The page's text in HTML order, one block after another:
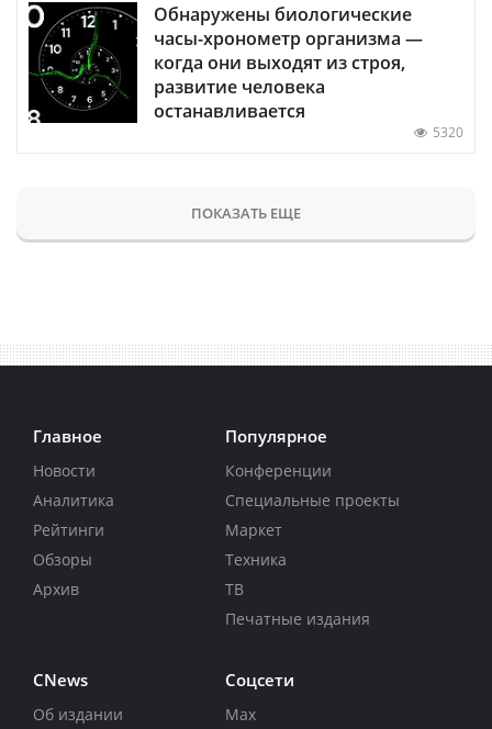
Обнаружены биологические
часы-хронометр организма —
когда они выходят из строя,
развитие человека
останавливается
5320
ПОКАЗАТЬ ЕЩЕ
Главное
Новости
Аналитика
Рейтинги
Обзоры
Архив
Популярное
Конференции
Специальные проекты
Маркет
Техника
ТВ
Печатные издания
CNews
Об издании
Соцсети
Max